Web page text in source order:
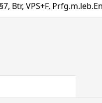
Btr, VPS+F,